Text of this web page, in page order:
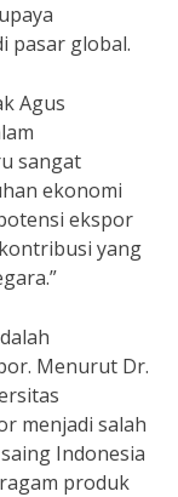
pasar global.
Agus
sangat
ekonomi
ekspor
yang
Menurut Dr.
menjadi salah
Indonesia
produk